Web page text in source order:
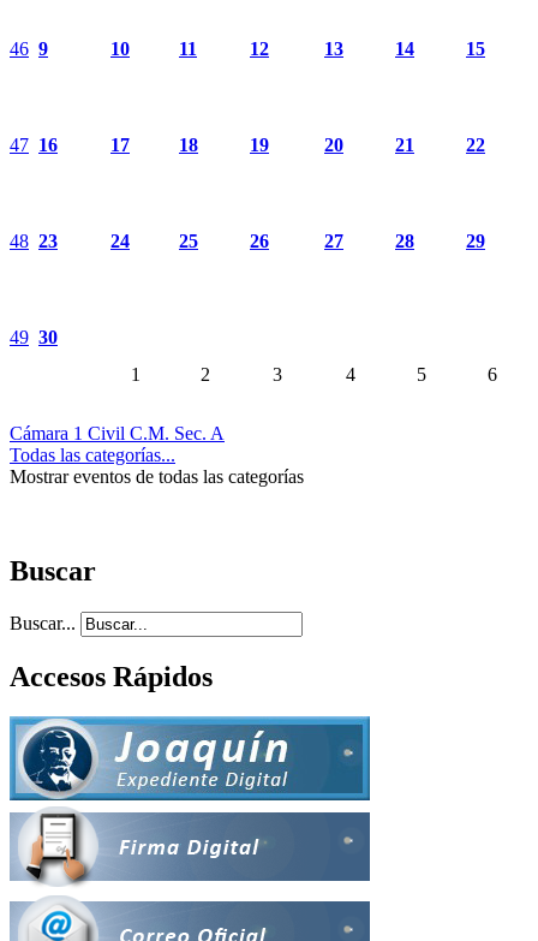
46 9 10 11 12 13 14 15
47 16 17 18 19 20 21 22
48 23 24 25 26 27 28 29
49 30
1
2 3 4 5 6
Cámara 1 Civil C.M. Sec. A
Todas las categorías...
Mostrar eventos de todas las categorías
Buscar
Buscar...
Accesos Rápidos